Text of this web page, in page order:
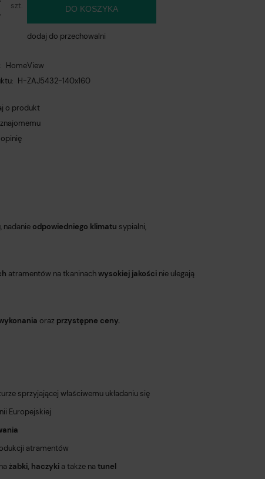
szt. DO KOSZYKA
dodaj do przechowalni
HomeView
H-ZAJ5432-140x160
o produkt
nadanie odpowiedniego klimatu sypialni,
atramentów na tkaninachwysokiej jakości nie ulegają
oraz przystępne ceny.
sprzyjającej właściwemu układaniu się
Europejskiej
atramentów
żabki, haczyki a także na tunel